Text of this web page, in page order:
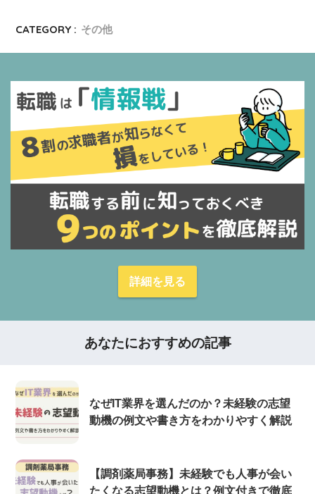
CATEGORY : その他
詳細を見る
あなたにおすすめの記事
なぜIT業界を選んだのか？未経験の志望
動機の例文や書き方をわかりやすく解説
【調剤薬局事務】未経験でも人事が会い
たくなる志望動機とは？例文付きで徹底